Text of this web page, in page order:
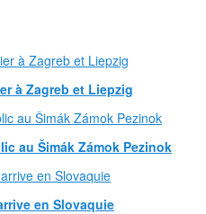
à Zagreb et Liepzig
au Šimák Zámok Pezinok
en Slovaquie